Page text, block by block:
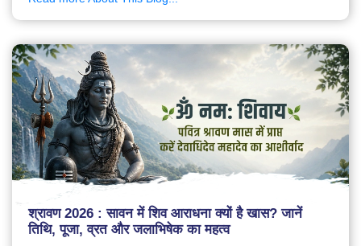
श्रावण 2026 : सावन में शिव आराधना क्यों है खास? जानें
तिथि, पूजा, व्रत और जलाभिषेक का महत्व